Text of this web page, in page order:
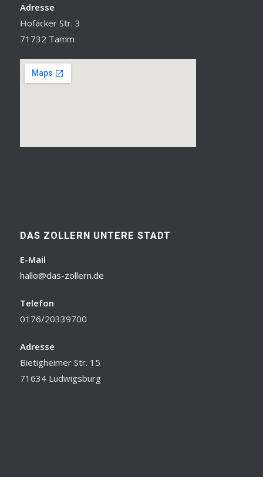
Adresse
Hofäcker Str. 3
71732 Tamm
DAS ZOLLERN UNTERE STADT
E-Mail
hallo@das-zollern.de
Telefon
0176/20339700
Adresse
Bietigheimer Str. 15
71634 Ludwigsburg